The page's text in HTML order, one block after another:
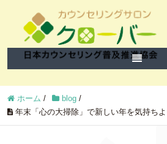
ホーム / blog /
年末「心の大掃除」で新しい年を気持ち